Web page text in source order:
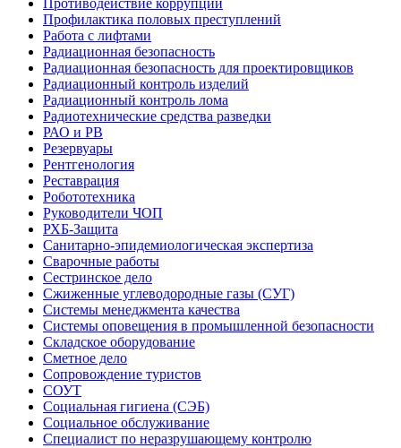
Противодействие коррупции
Профилактика половых преступлений
Работа с лифтами
Радиационная безопасность
Радиационная безопасность для проектировщиков
Радиационный контроль изделий
Радиационный контроль лома
Радиотехнические средства разведки
РАО и РВ
Резервуары
Рентгенология
Реставрация
Робототехника
Руководители ЧОП
РХБ-Защита
Санитарно-эпидемиологическая экспертиза
Сварочные работы
Сестринское дело
Сжиженные углеводородные газы (СУГ)
Системы менеджмента качества
Системы оповещения в промышленной безопасности
Складское оборудование
Сметное дело
Сопровождение туристов
СОУТ
Социальная гигиена (СЭБ)
Социальное обслуживание
Специалист по неразрушающему контролю